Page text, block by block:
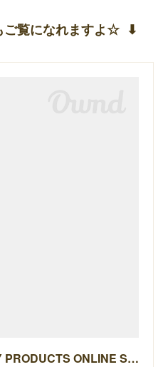
ご覧になれますよ☆ ⬇︎
FUMP + fofo - BEAUTY PRODUCTS ONLINE STORE -